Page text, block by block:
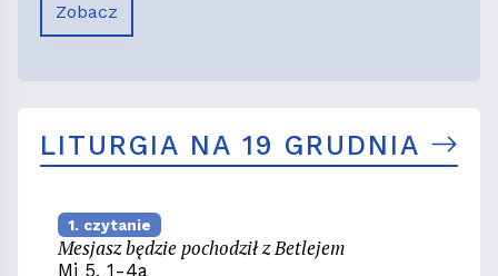
Zobacz
LITURGIA NA 19 GRUDNIA
1. czytanie
Mesjasz będzie pochodził z Betlejem
Mi 5, 1-4a